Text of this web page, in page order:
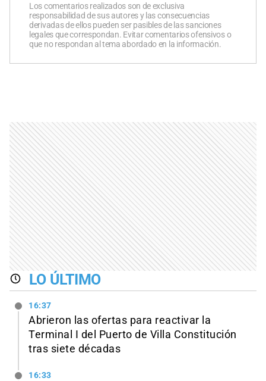
Los comentarios realizados son de exclusiva
responsabilidad de sus autores y las consecuencias
derivadas de ellos pueden ser pasibles de las sanciones
legales que correspondan. Evitar comentarios ofensivos o
que no respondan al tema abordado en la información.
LO ÚLTIMO
16:37
Abrieron las ofertas para reactivar la
Terminal I del Puerto de Villa Constitución
tras siete décadas
16:33